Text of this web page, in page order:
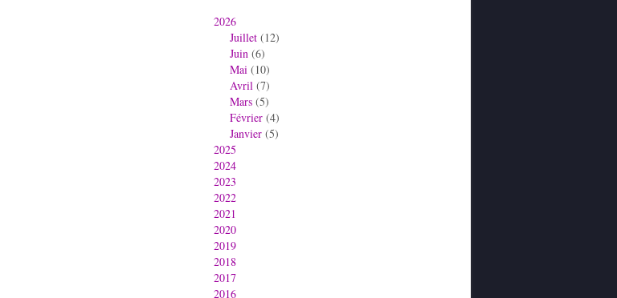
2026
Juillet (12)
Juin (6)
Mai (10)
Avril (7)
Mars (5)
Février (4)
Janvier (5)
2025
2024
2023
2022
2021
2020
2019
2018
2017
2016